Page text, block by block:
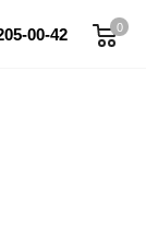
0
00-42